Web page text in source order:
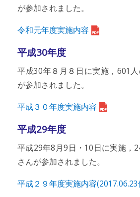
が参加されました。
令和元年度実施内容
平成30年度
平成30年８月８日に実施，601
が参加されました。
平成３０年度実施内容
平成29年度
平成29年8月9日・10日に実施，
さんが参加されました。
平成２９年度実施内容(2017.06.23